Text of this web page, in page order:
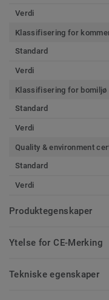
Verdi
Klassifisering for
Standard
Verdi
Klassifisering for bomiljø
Standard
Verdi
Quality & environment
Standard
Verdi
Produktegenskaper
Ytelse for CE-Merking
Tekniske egenskaper